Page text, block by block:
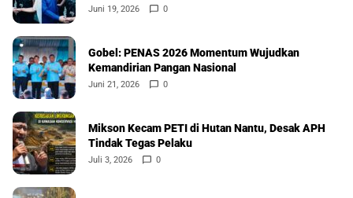
Juni 19, 2026 0
Gobel: PENAS 2026 Momentum Wujudkan
Kemandirian Pangan Nasional
Juni 21, 2026 0
Mikson Kecam PETI di Hutan Nantu, Desak APH
Tindak Tegas Pelaku
Juli 3, 2026 0